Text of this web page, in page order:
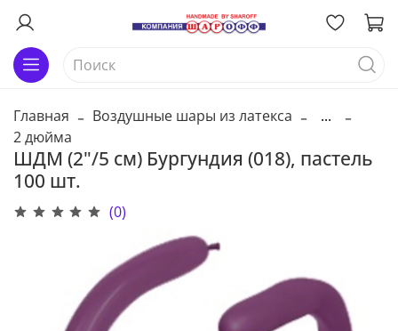
Главная Воздушные шары из латекса
...
2 дюйма
ШДМ (2"/5 см) Бургундия (018), пастель
100 шт.
(0)